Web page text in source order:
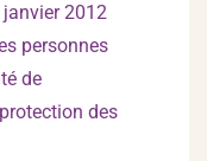
2012
personnes
de
des